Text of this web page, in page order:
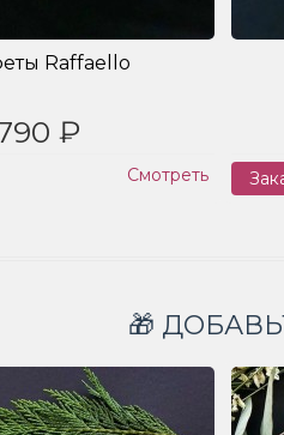
Raffaello
₽
Смотреть
🎁